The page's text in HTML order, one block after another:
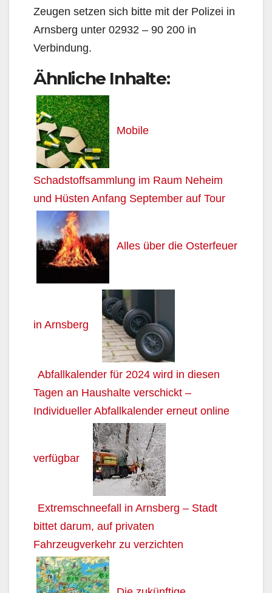
Zeugen setzen sich bitte mit der Polizei in
Arnsberg unter 02932 – 90 200 in
Verbindung.
Ähnliche Inhalte:
Mobile
Schadstoffsammlung im Raum Neheim
und Hüsten Anfang September auf Tour
Alles über die Osterfeuer
in Arnsberg
Abfallkalender für 2024 wird in diesen
Tagen an Haushalte verschickt –
Individueller Abfallkalender erneut online
verfügbar
Extremschneefall in Arnsberg – Stadt
bittet darum, auf privaten
Fahrzeugverkehr zu verzichten